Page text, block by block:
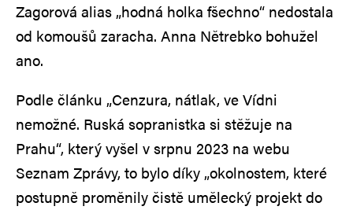
Zagorová alias „hodná holka fšechno“ nedostala
od komoušů zaracha. Anna Nětrebko bohužel
ano.
Podle článku „Cenzura, nátlak, ve Vídni
nemožné. Ruská sopranistka si stěžuje na
Prahu“, který vyšel v srpnu 2023 na webu
Seznam Zprávy, to bylo díky „okolnostem, které
postupně proměnily čistě umělecký projekt do